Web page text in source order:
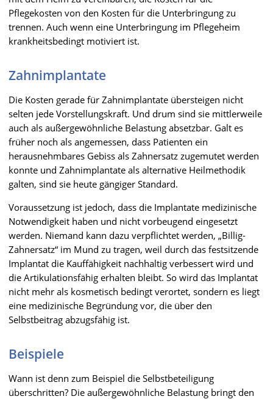
Pflegekosten von den Kosten für die Unterbringung zu
trennen. Auch wenn eine Unterbringung im Pflegeheim
krankheitsbedingt motiviert ist.
Zahnimplantate
Die Kosten gerade für Zahnimplantate übersteigen nicht
selten jede Vorstellungskraft. Und drum sind sie mittlerweile
auch als außergewöhnliche Belastung absetzbar. Galt es
früher noch als angemessen, dass Patienten ein
herausnehmbares Gebiss als Zahnersatz zugemutet werden
konnte und Zahnimplantate als alternative Heilmethodik
galten, sind sie heute gängiger Standard.
Voraussetzung ist jedoch, dass die Implantate medizinische
Notwendigkeit haben und nicht vorbeugend eingesetzt
werden. Niemand kann dazu verpflichtet werden, „Billig-
Zahnersatz“ im Mund zu tragen, weil durch das festsitzende
Implantat die Kauffähigkeit nachhaltig verbessert wird und
die Artikulationsfähig erhalten bleibt. So wird das Implantat
nicht mehr als kosmetisch bedingt verortet, sondern es liegt
eine medizinische Begründung vor, die über den
Selbstbeitrag abzugsfähig ist.
Beispiele
Wann ist denn zum Beispiel die Selbstbeteiligung
überschritten? Die außergewöhnliche Belastung bringt den